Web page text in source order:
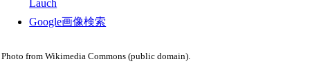
Lauch
Google画像検索
Photo from Wikimedia Commons (public domain).